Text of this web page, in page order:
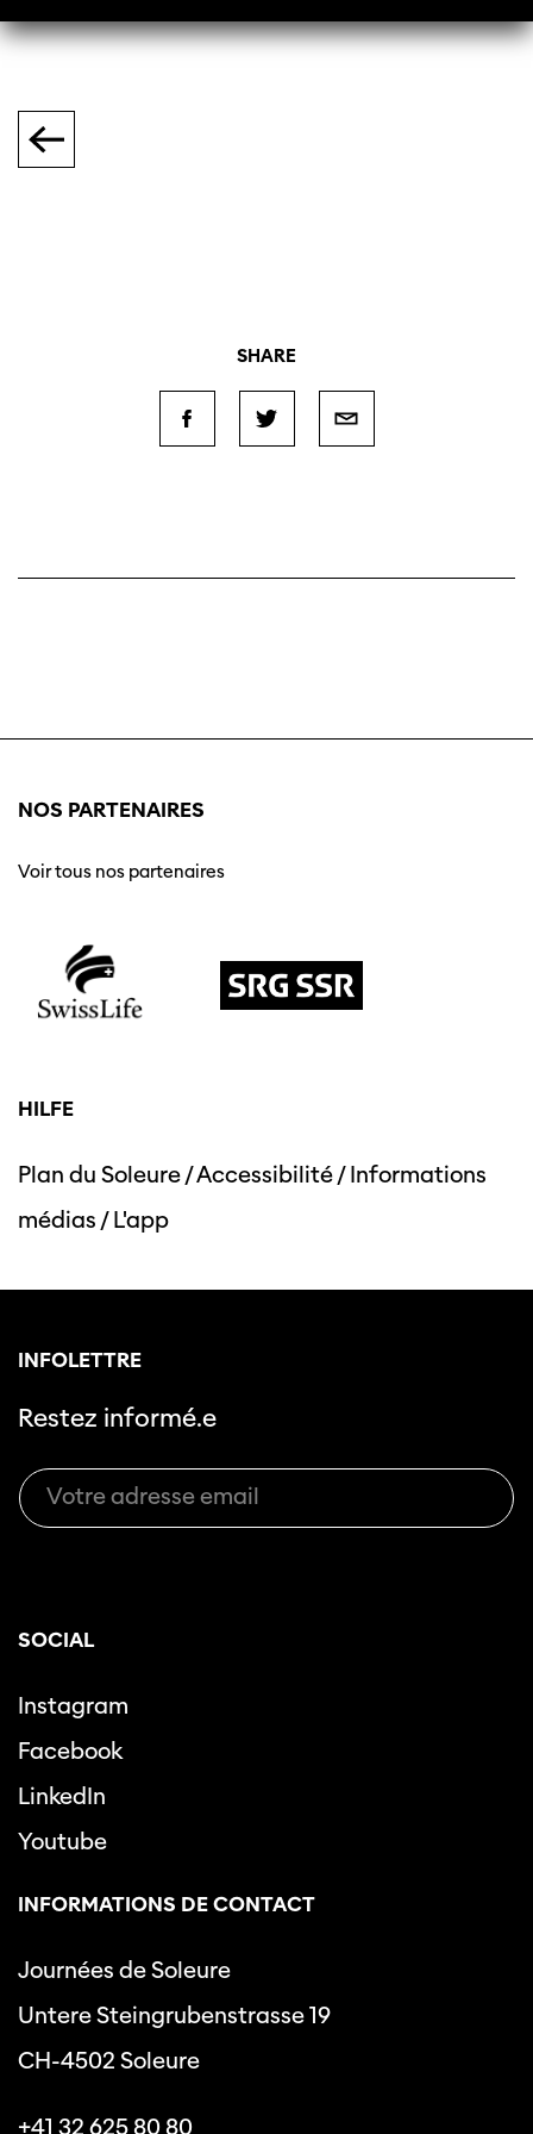
Cette page ne s'affiche pas de manière
optimale avec Internet Explorer. Veuillez
SHARE
NOS PARTENAIRES
Voir tous nos partenaires
HILFE
Plan du Soleure/Accessibilité/Informations
médias /L'app
INFOLETTRE
Restez informé.e
SOCIAL
Instagram
Facebook
LinkedIn
Youtube
INFORMATIONS DE CONTACT
Journées de Soleure
Untere Steingrubenstrasse 19
CH-4502 Soleure
+41 32 625 80 80